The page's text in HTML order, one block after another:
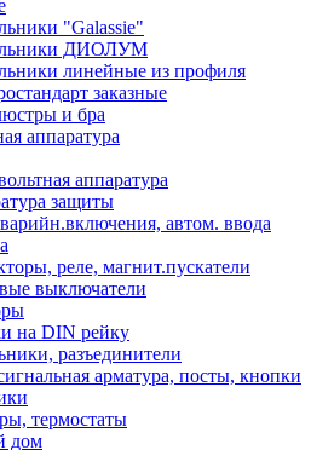
"Galassie"
ДИОЛУМ
линейные из профиля
заказные
и бра
аппаратура
аппаратура
защиты
автом. ввода
реле, магнит.пускатели
выключатели
на DIN рейку
разъединители
арматура, посты, кнопки
термостаты
дом